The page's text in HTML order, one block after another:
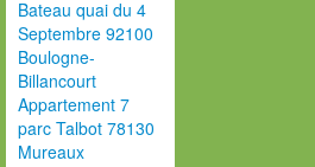
Bateau quai du 4
Septembre 92100
Boulogne-
Billancourt
Appartement 7
parc Talbot 78130
Mureaux